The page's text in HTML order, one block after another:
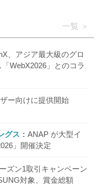
一覧
、アジア最大級のグロ
WebX2026」とのコラ
ー向けに提供開始
グス
ANAP が大型イ
」開催決定
ズン1取引キャンペーン
対象、賞金総額